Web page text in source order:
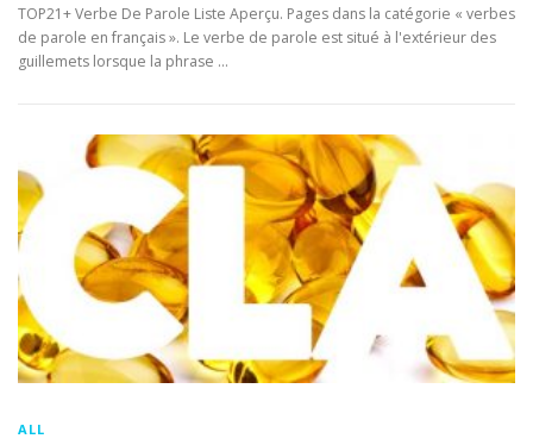
TOP21+ Verbe De Parole Liste Aperçu. Pages dans la catégorie « verbes
de parole en français ». Le verbe de parole est situé à l'extérieur des
guillemets lorsque la phrase …
ALL